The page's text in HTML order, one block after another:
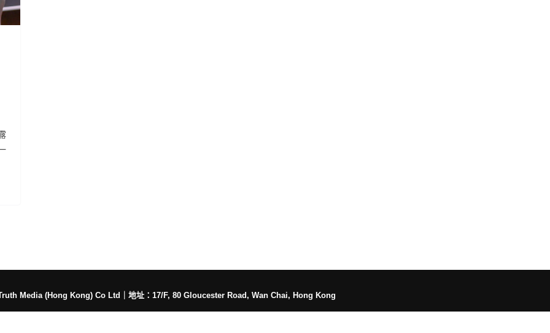
Media (Hong Kong) Co Ltd 地址：17/F, 80 Gloucester Road, Wan Chai, Hong Kong